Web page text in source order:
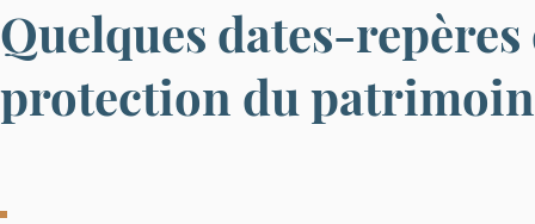
Quelques dates-
protection du